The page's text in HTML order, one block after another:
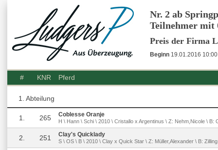
Nr. 2 ab
Teilnehmer mit
Preis der Firma
Beginn 19.01.2016
# KNR Pferd
1. Abteilung
1. 265 Coblesse Oranje
H \ Hann \ Schi \ 2010 \ Cristallo x Argentinus \ Z: Nehm,Nicole \ B:
2. 251 Clay's Quicklady
S \ OS \ B \ 2010 \ Clay x Quick Star \ Z: Müller,Alexander \ B: